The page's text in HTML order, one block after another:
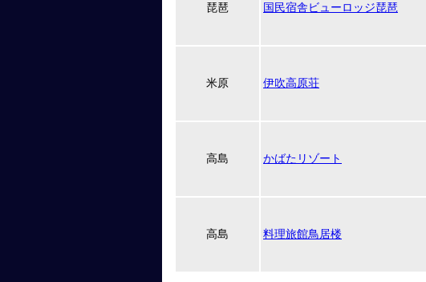
琵琶 国民宿舎ビューロッジ琵琶
米原 伊吹高原荘
高島 かばたリゾート
高島 料理旅館鳥居楼